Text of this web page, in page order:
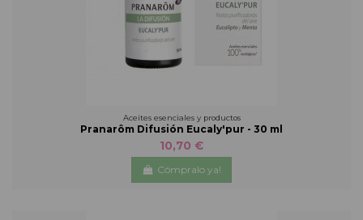
Aceites esenciales y productos
Pranarôm Difusión Eucaly'pur - 30 ml
10,70 €
Cómpralo ya!